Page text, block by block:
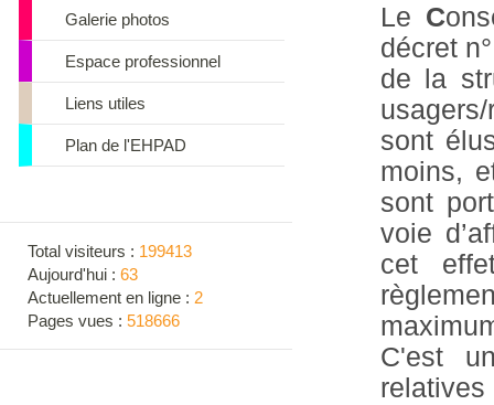
Galerie photos
Espace professionnel
Liens utiles
Plan de l'EHPAD
Total visiteurs : 199413
Aujourd'hui : 63
Actuellement en ligne : 2
Pages vues : 518666
Le C
décret
de la
sont
moins,
sont
voie
cet
C'est
relatives